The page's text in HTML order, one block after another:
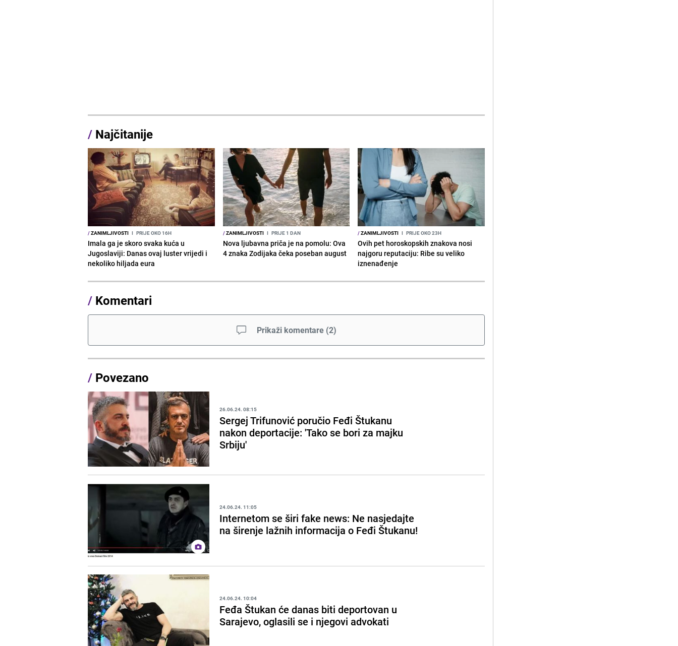
/ Najčitanije
/ZANIMLJIVOSTI I PRIJE OKO 16H
Imala ga je skoro svaka kuća u
Jugoslaviji: Danas ovaj luster vrijedi i
nekoliko hiljada eura
/ZANIMLJIVOSTI I PRIJE 1 DAN
Nova ljubavna priča je na pomolu: Ova
4 znaka Zodijaka čeka poseban august
/ZANIMLJIVOSTI I PRIJE OKO 23H
Ovih pet horoskopskih znakova nosi
najgoru reputaciju: Ribe su veliko
iznenađenje
/ Komentari
Prikaži komentare (2)
/ Povezano
26.06.24. 08:15
Sergej Trifunović poručio Feđi Štukanu
nakon deportacije: 'Tako se bori za majku
Srbiju'
24.06.24. 11:05
Internetom se širi fake news: Ne nasjedajte
na širenje lažnih informacija o Feđi Štukanu!
24.06.24. 10:04
Feđa Štukan će danas biti deportovan u
Sarajevo, oglasili se i njegovi advokati